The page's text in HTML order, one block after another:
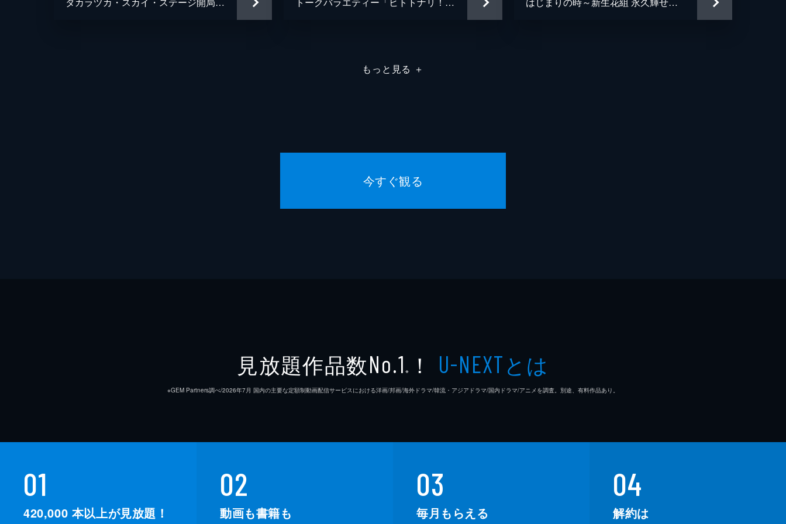
もっと見る ＋
今すぐ観る
見放題作品数No.1 ※ ！ U-NEXTとは
※GEM Partners調べ/2026年7⽉ 国内の主要な定額制動画配信サービスにおける洋画/邦画/海外ドラマ/韓流・アジアドラマ/国内ドラマ/アニメを調査。別途、有料作品あり。
01
420,000 本以上が見放題！
02
動画も書籍も
03
毎月もらえる
04
解約は